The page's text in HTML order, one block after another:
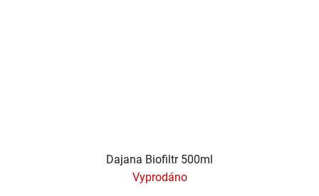
Dajana Biofiltr 500ml
Vyprodáno